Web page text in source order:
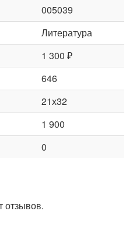
005039
Литература
1 300 ₽
646
21х32
1 900
0
отзывов.